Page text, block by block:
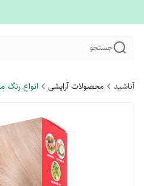
جستجو
آناشید محصولات آرایشی انواع رنگ